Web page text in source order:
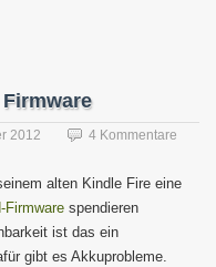
2012 4 Kommentare
alten Kindle Fire eine
Firmware spendieren
ist das ein
gibt es Akkuprobleme.